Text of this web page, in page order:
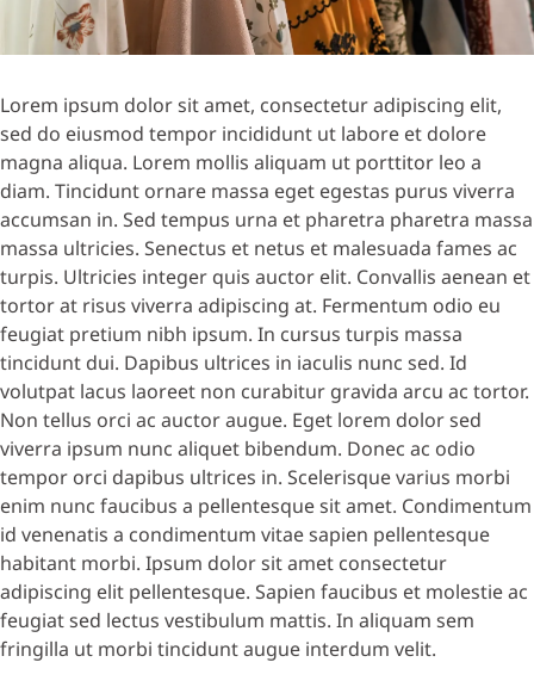
Lorem ipsum dolor sit amet, consectetur adipiscing elit,
sed do eiusmod tempor incididunt ut labore et dolore
magna aliqua. Lorem mollis aliquam ut porttitor leo a
diam. Tincidunt ornare massa eget egestas purus viverra
accumsan in. Sed tempus urna et pharetra pharetra massa
massa ultricies. Senectus et netus et malesuada fames ac
turpis. Ultricies integer quis auctor elit. Convallis aenean et
tortor at risus viverra adipiscing at. Fermentum odio eu
feugiat pretium nibh ipsum. In cursus turpis massa
tincidunt dui. Dapibus ultrices in iaculis nunc sed. Id
volutpat lacus laoreet non curabitur gravida arcu ac tortor.
Non tellus orci ac auctor augue. Eget lorem dolor sed
viverra ipsum nunc aliquet bibendum. Donec ac odio
tempor orci dapibus ultrices in. Scelerisque varius morbi
enim nunc faucibus a pellentesque sit amet. Condimentum
id venenatis a condimentum vitae sapien pellentesque
habitant morbi. Ipsum dolor sit amet consectetur
adipiscing elit pellentesque. Sapien faucibus et molestie ac
feugiat sed lectus vestibulum mattis. In aliquam sem
fringilla ut morbi tincidunt augue interdum velit.